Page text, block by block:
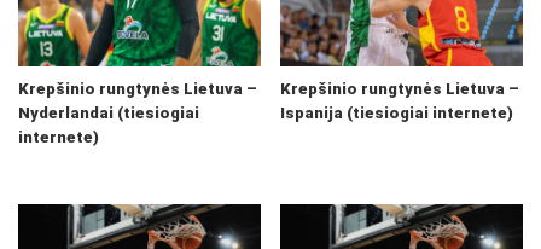
Krepšinio rungtynės Lietuva –
Nyderlandai (tiesiogiai
internete)
Krepšinio rungtynės Lietuva –
Ispanija (tiesiogiai internete)